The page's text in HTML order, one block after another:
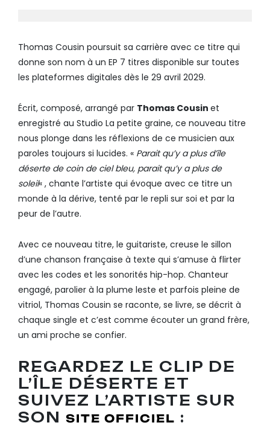
Thomas Cousin poursuit sa carrière avec ce titre qui
donne son nom à un EP 7 titres disponible sur toutes
les plateformes digitales dès le 29 avril 2029.
Écrit, composé, arrangé par Thomas Cousin et
enregistré au Studio La petite graine, ce nouveau titre
nous plonge dans les réflexions de ce musicien aux
paroles toujours si lucides. « Parait qu’y a plus d’île
déserte de coin de ciel bleu, parait qu’y a plus de
soleil« , chante l’artiste qui évoque avec ce titre un
monde à la dérive, tenté par le repli sur soi et par la
peur de l’autre.
Avec ce nouveau titre, le guitariste, creuse le sillon
d’une chanson française à texte qui s’amuse à flirter
avec les codes et les sonorités hip-hop. Chanteur
engagé, parolier à la plume leste et parfois pleine de
vitriol, Thomas Cousin se raconte, se livre, se décrit à
chaque single et c’est comme écouter un grand frère,
un ami proche se confier.
REGARDEZ LE CLIP DE
L’ÎLE DÉSERTE ET
SUIVEZ L’ARTISTE SUR
SON SITE OFFICIEL :